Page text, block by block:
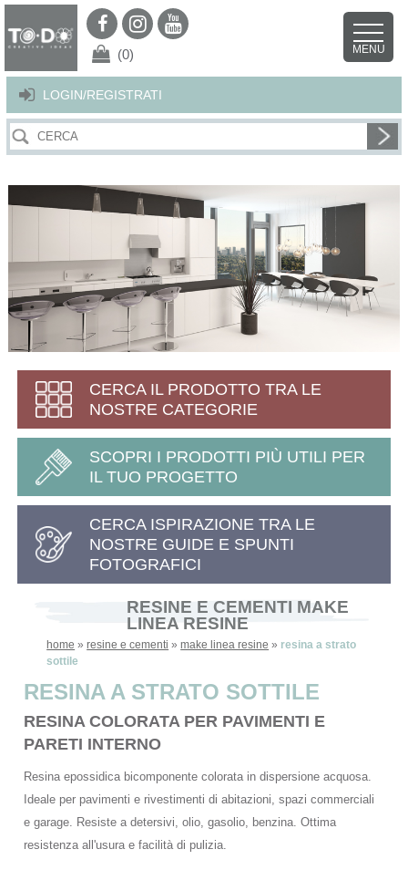
Per offrirti il miglior servizio possibile questo sito utilizza i cookies.
Continuando la navigazione nel sito autorizzi l’uso dei cookies. Per ulteriori
LOGIN/REGISTRATI
(0) MENU
CERCA IL PRODOTTO TRA LE
NOSTRE CATEGORIE
SCOPRI I PRODOTTI PIÙ UTILI PER
IL TUO PROGETTO
CERCA ISPIRAZIONE TRA LE
NOSTRE GUIDE E SPUNTI
FOTOGRAFICI
RESINE E CEMENTI MAKE
LINEA RESINE
home »resine e cementi »make linea resine » resina a strato
sottile
RESINA A STRATO SOTTILE
RESINA COLORATA PER PAVIMENTI E
PARETI INTERNO
Resina epossidica bicomponente colorata in dispersione acquosa.
Ideale per pavimenti e rivestimenti di abitazioni, spazi commerciali
e garage. Resiste a detersivi, olio, gasolio, benzina. Ottima
resistenza all'usura e facilità di pulizia.